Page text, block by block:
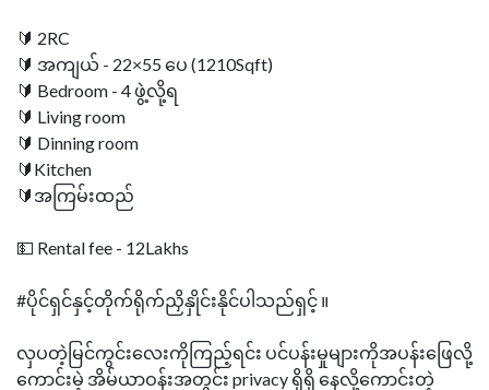
🔰 2RC
🔰 အကျယ် - 22×55 ပေ (1210Sqft)
🔰 Bedroom - 4 ဖွဲ့လို့ရ
🔰 Living room
🔰 Dinning room
🔰Kitchen
🔰အကြမ်းထည်
💵 Rental fee - 12Lakhs
#ပိုင်ရှင်နှင့်တိုက်ရိုက်ညှိနှိုင်းနိုင်ပါသည်ရှင့် ။
လှပတဲ့မြင်ကွင်းလေးကိုကြည့်ရင်း ပင်ပန်းမှုများကိုအပန်းဖြေလို့
ကောင်းမဲ့ အိမ်ယာဝန်းအတွင်း privacy ရှိရှိ‌ နေလို့ကောင်းတဲ့